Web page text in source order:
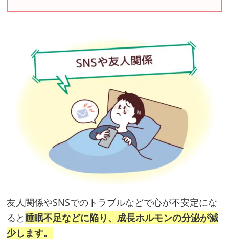
友人関係やSNSでのトラブルなどで心が不安定にな
ると 睡眠不足などに陥り、成⻑ホルモンの分泌が減
少します。